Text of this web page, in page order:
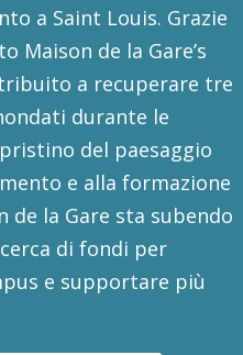
a Saint Louis. Grazie
de la Gare’s
a recuperare tre
durante le
del paesaggio
e alla formazione
de la Gare sta subendo
di fondi per
e supportare più